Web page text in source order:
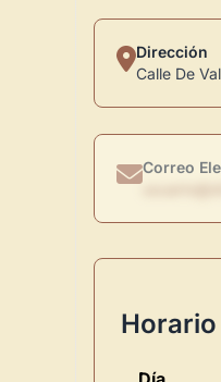
Dirección
Calle De
Correo